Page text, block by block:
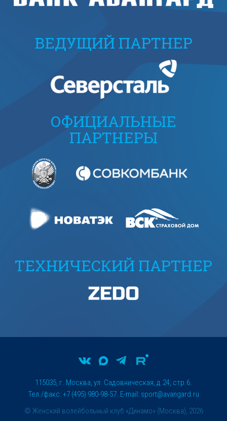
ВЕДУЩИЙ ПАРТНЕР
ОФИЦИАЛЬНЫЕ
ПАРТНЕРЫ
ТЕХНИЧЕСКИЙ ПАРТНЕР
© Женский волейбольный клуб «Динамо» (Москва), 2026
115035, г. Москва, ул. Садовническая, д.24, стр.6.
Тел./факс: +7 (495) 980-98-57. E-mail: sport@avangard.ru